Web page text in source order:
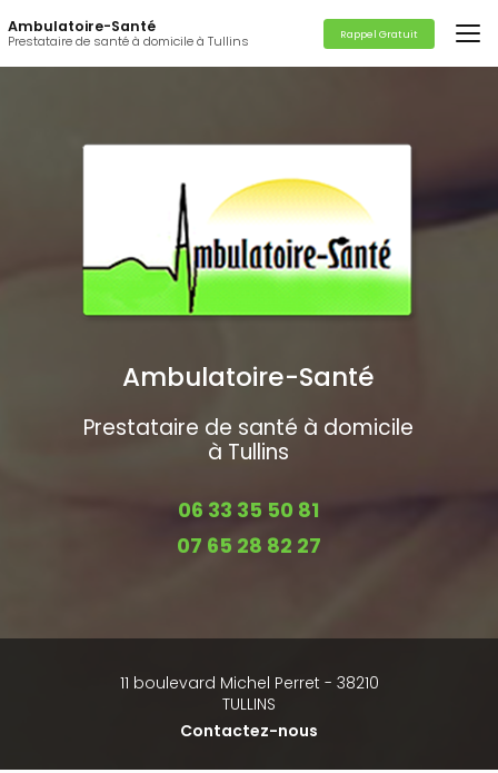
au
contenu
principal
Ambulatoire-Santé
Prestataire de santé à domicile à Tullins Rappel Gratuit
Ambulatoire-Santé
Prestataire de santé à domicile
à Tullins
06 33 35 50 81
07 65 28 82 27
11 boulevard Michel Perret - 38210
TULLINS
Contactez-nous